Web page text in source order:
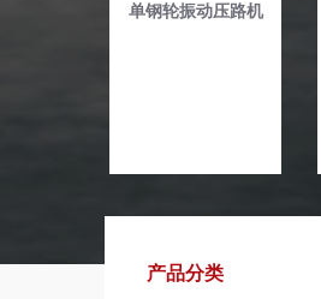
单钢轮振动压路机
产品分类